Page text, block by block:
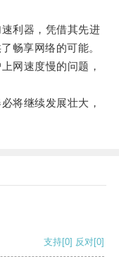
利器，凭借其先进
畅享网络的可能。
网速度慢的问题，
将继续发展壮大，
支持[0] 反对[0]